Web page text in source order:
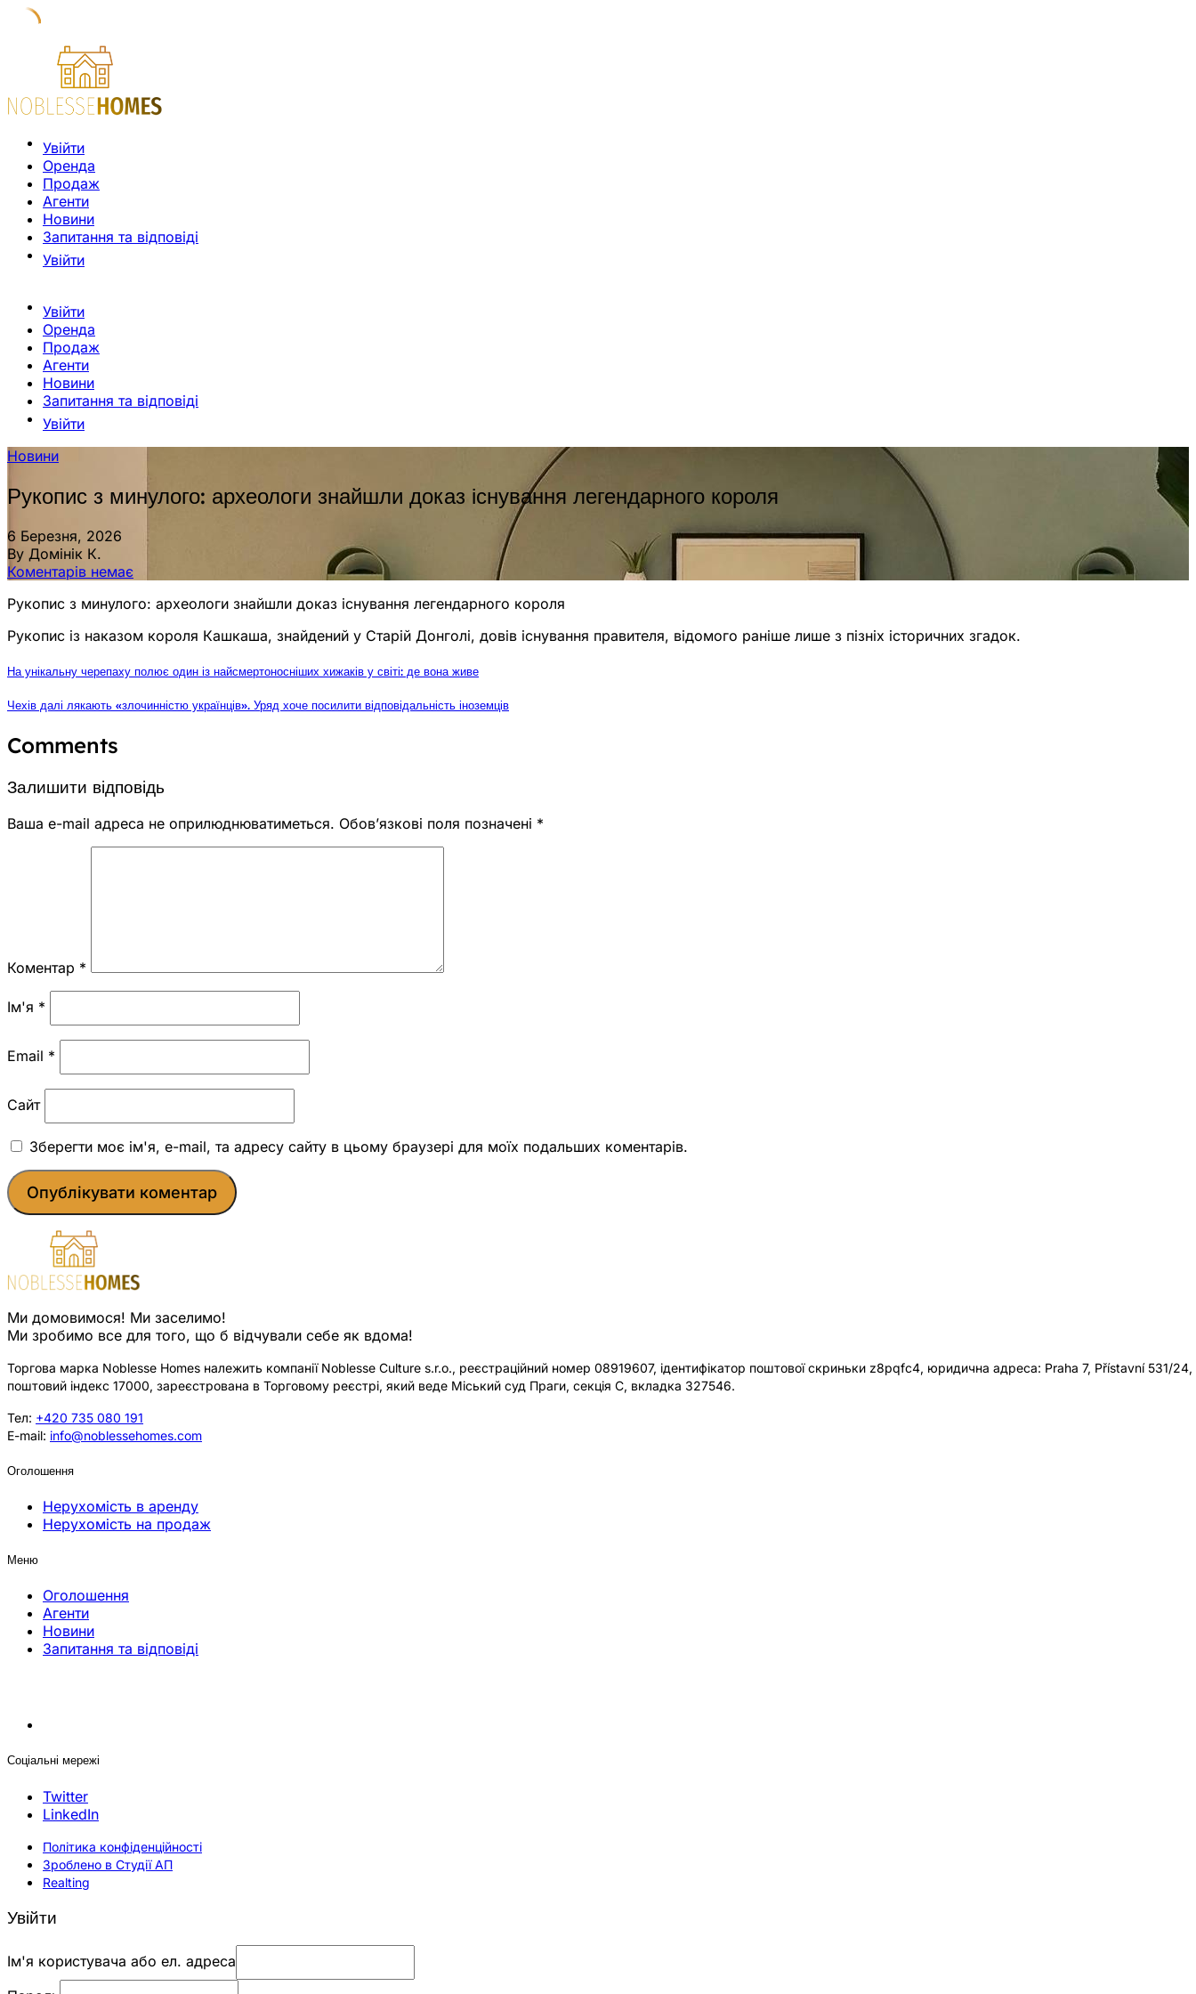
Увійти
Оренда
Продаж
Агенти
Новини
Запитання та відповіді
Увійти
Увійти
Оренда
Продаж
Агенти
Новини
Запитання та відповіді
Увійти
Новини
Рукопис з минулого: археологи знайшли доказ існування легендарного короля
6 Березня, 2026
By Домінік К.
Коментарів немає
Рукопис з минулого: археологи знайшли доказ існування легендарного короля
Рукопис із наказом короля Кашкаша, знайдений у Старій Донголі, довів існування правителя, відомого раніше лише з пізніх історичних згадок.
На унікальну черепаху полює один із найсмертоносніших хижаків у світі: де вона живе
Чехів далі лякають «злочинністю українців». Уряд хоче посилити відповідальність іноземців
Comments
Залишити відповідь
Ваша e-mail адреса не оприлюднюватиметься. Обов’язкові поля позначені *
Коментар *
Ім'я *
Email *
Сайт
Зберегти моє ім'я, e-mail, та адресу сайту в цьому браузері для моїх подальших коментарів.
Ми домовимося! Ми заселимо!
Ми зробимо все для того, що б відчували себе як вдома!
Торгова марка Noblesse Homes належить компанії Noblesse Culture s.r.o., реєстраційний номер 08919607, ідентифікатор поштової скриньки z8pqfc4, юридична адреса: Praha 7, Přístavní 531/24,
поштовий індекс 17000, зареєстрована в Торговому реєстрі, який веде Міський суд Праги, секція C, вкладка 327546.
Тел: +420 735 080 191
E-mail: info@noblessehomes.com
Оголошення
Нерухомість в аренду
Нерухомість на продаж
Меню
Оголошення
Агенти
Новини
Запитання та відповіді
Соціальні мережі
Twitter
LinkedIn
Політика конфіденційності
Зроблено в Студії АП
Realting
Увійти
Ім'я користувача або ел. адреса